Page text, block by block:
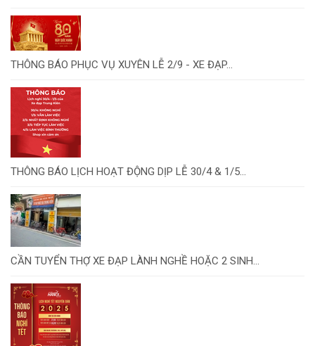
THÔNG BÁO PHỤC VỤ XUYÊN LỄ 2/9 - XE ĐẠP...
THÔNG BÁO LỊCH HOẠT ĐỘNG DỊP LỄ 30/4 & 1/5...
CẦN TUYỂN THỢ XE ĐẠP LÀNH NGHỀ HOẶC 2 SINH...